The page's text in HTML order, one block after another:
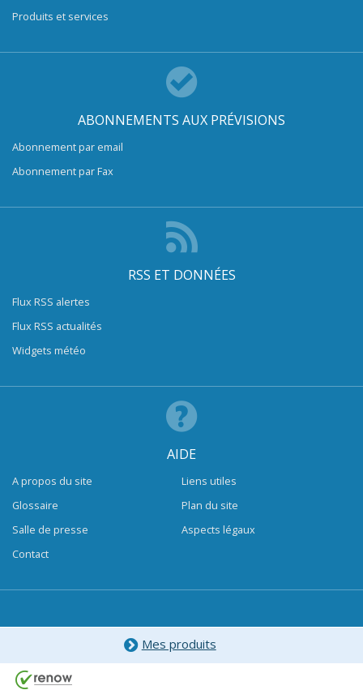
Produits et services
ABONNEMENTS AUX PRÉVISIONS
Abonnement par email
Abonnement par Fax
RSS ET DONNÉES
Flux RSS alertes
Flux RSS actualités
Widgets météo
AIDE
A propos du site
Glossaire
Salle de presse
Contact
Liens utiles
Plan du site
Aspects légaux
Mes produits